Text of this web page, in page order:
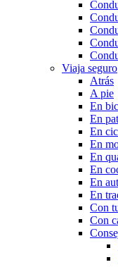
Viaja seguro
Atrás
A pie
En
En
En
En
En
En
En
En
Con
Con